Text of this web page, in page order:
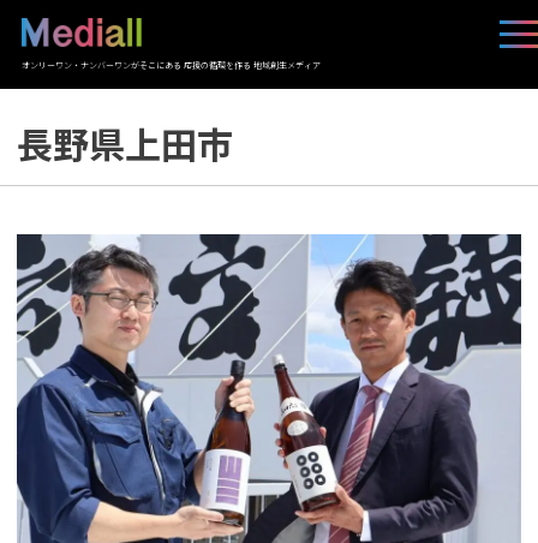
オンリーワン・ナンバーワンがそこにある 応援の循環を作る 地域創生メディア
長野県上田市